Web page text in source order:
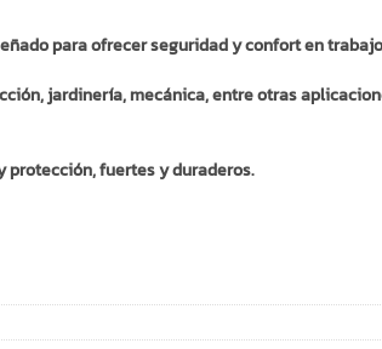
para ofrecer seguridad y confort en
jardinería, mecánica, entre otras
protección, fuertes y duraderos.